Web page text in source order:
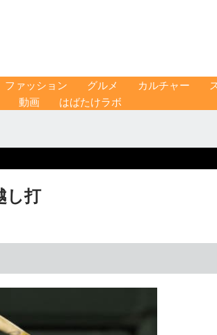
ファッション グルメ カルチャー
動画 はばたけラボ
し打